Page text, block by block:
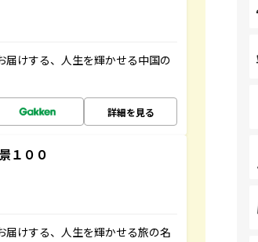
けする、人生を輝かせる中国の
詳細を見る
１００
けする、人生を輝かせる旅の名